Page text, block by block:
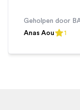
Geholpen door
Anas Aou
out of
1